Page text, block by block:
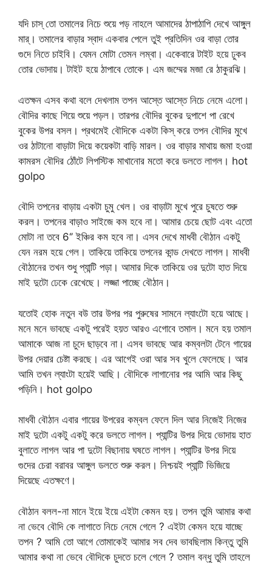
যদি চাস্ তো তমালের নিচে শুয়ে পড় নাহলে আমাদের ঠাপাঠাপি দেখে আঙ্গুল
মার্। তমালের বাড়ার স্বাদ একবার পেলে তুই প্রতিদিন ওর বাড়া তোর
গুদে নিতে চাইবি। যেমন মোটা তেমন লম্বা। একেবারে টাইট হয়ে ঢুকব
তোর ভোদায়। টাইট হয়ে ঠাপাবে তোকে। এম জম্মের মজা রে ঠাকুরঝি।
এতক্ষন এসব কথা বলে দেখলাম তপন আস্তে আস্তে নিচে নেমে এলো।
বৌদির কাছে গিয়ে শুয়ে পড়ল। তারপর বৌদির বুকের দুপাশে পা রেখে
বুকের উপর বসল। প্রথমেই বৌদিকে একটা কিস্ করে তপন বৌদির মুখে
ওর ঠাটানো বাড়াটা দিয়ে কয়েকটা বাড়ি মারল। ওর বাড়ার মাথায় জমা হওয়া
কামরস বৌদির ঠোঁটে লিপস্টিক মাখানোর মতো করে ডলতে লাগল। hot
golpo
বৌদি তপনের বাড়ায় একটা চুমু খেল। ওর বাড়াটা মুখে পুরে চুষতে শুরু
করল। তপনের বাড়াও সাইজে কম হবে না। আমার চেয়ে ছোট এবং এতো
মোটা না তবে 6‘’ ইঞ্চির কম হবে না। এসব দেখে মাধবী বৌঠান একটু
যেন নরম হয়ে গেল। তাকিয়ে তাকিয়ে তপনের কান্ড দেখতে লাগল। মাধবী
বৌঠানের তখন শুধু প্যান্টি পড়া। আমার দিকে তাকিয়ে ওর দুটো হাত দিয়ে
মাই দুটো ঢেকে রেখেছে। লজ্জা পাচ্ছে বৌঠান।
যতোই হোক নতুন বউ তার উপর পর পুরুষের সামনে ল্যাংটো হয়ে আছে।
মনে মনে ভাবছে একটু পরেই হয়ত আরও এগোবে তমাল। মনে হয় তমাল
আমাকে আজ না চুদে ছাড়বে না। এসব ভাবছে আর কম্বলটা টেনে গায়ের
উপর দেয়ার চেষ্টা করছে। এর আগেই ওরা আর সব খুলে ফেলেছে। আর
আমি তখন ল্যাংটা হয়েই আছি। বৌদিকে লাগানোর পর আমি আর কিছু
পড়িনি। hot golpo
মাধবী বৌঠান এবার গায়ের উপরের কম্বল ফেলে দিল আর নিজেই নিজের
মাই দুটো একটু একটু করে ডলতে লাগল। প্যান্টির উপর দিয়ে ভোদায় হাত
বুলাতে লাগল আর পা দুটো বিছানায় ঘষতে লাগল। প্যান্টির উপর দিয়ে
গুদের চেরা বরাবর আঙ্গুল ডলতে শুরু করল। নিশ্চয়ই প্যান্টি ভিজিয়ে
দিয়েছে এতক্ষণে।
বৌঠান বলল-না মানে ইয়ে ইয়ে এইটা কেমন হয়। তপন তুমি আমার কথা
না ভেবে বৌদি কে লাগাতে নিচে নেমে গেলে ? এইটা কেমন হয়ে যাচ্ছে
তপন ? আমি তো আগে তোমাকেই আমার সব দেব ভাবছিলাম কিন্তু তুমি
আমার কথা না ভেবে বৌদিকে চুদতে চলে গেলে ? তমাল বন্ধু তুমি তাহলে